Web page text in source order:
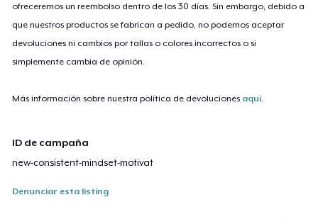
ofreceremos un reembolso dentro de los 30 días. Sin embargo, debido a
que nuestros productos se fabrican a pedido, no podemos aceptar
devoluciones ni cambios por tallas o colores incorrectos o si
simplemente cambia de opinión.
Más información sobre nuestra política de devoluciones aquí.
ID de campaña
new-consistent-mindset-motivat
Denunciar esta listing